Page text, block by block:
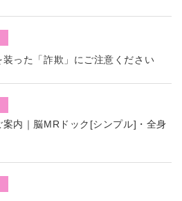
装った「詐欺」にご注意ください
内｜脳MRドック[シンプル]・全身